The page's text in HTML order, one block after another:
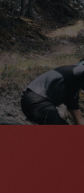
verbier
valais
avec-guide
vtt-enduro-
mtb-valais-